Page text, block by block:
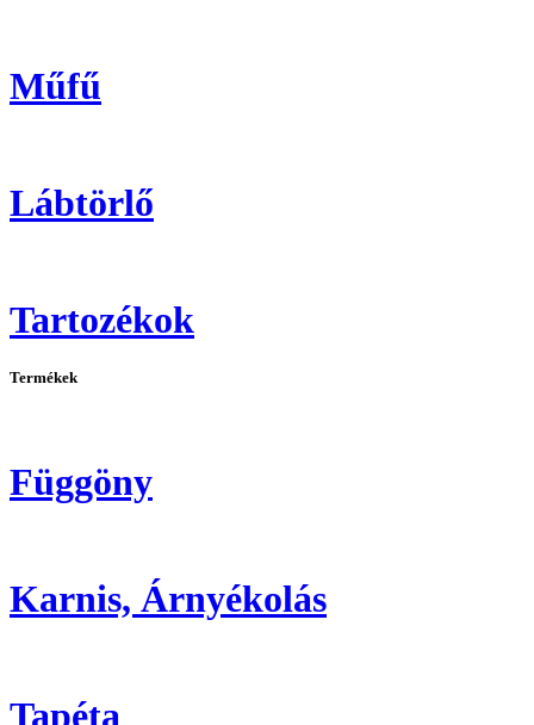
Műfű
Lábtörlő
Tartozékok
Termékek
Függöny
Karnis, Árnyékolás
Tapéta